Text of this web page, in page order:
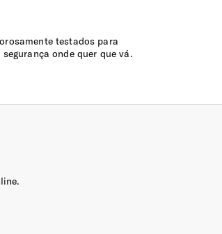
testados para
onde quer que vá.